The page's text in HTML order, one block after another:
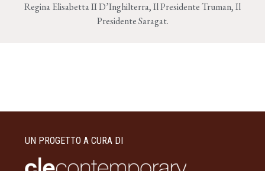
Regina Elisabetta II D’Inghilterra, Il Presidente Truman, Il
Presidente Saragat.
UN PROGETTO A CURA DI